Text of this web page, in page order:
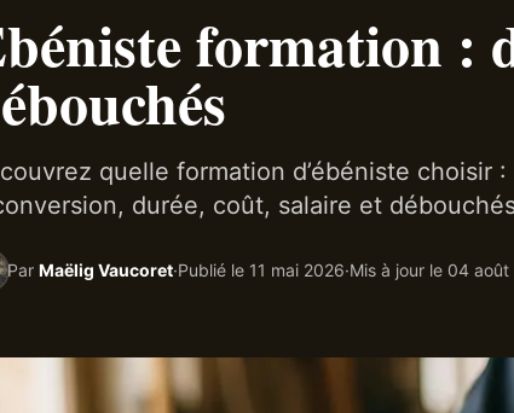
formation :
quelle formation d’ébéniste choisir
durée, coût, salaire et
Par Maëlig Vaucoret·Publié le 11 mai 2026·Mis à jour le 04 août